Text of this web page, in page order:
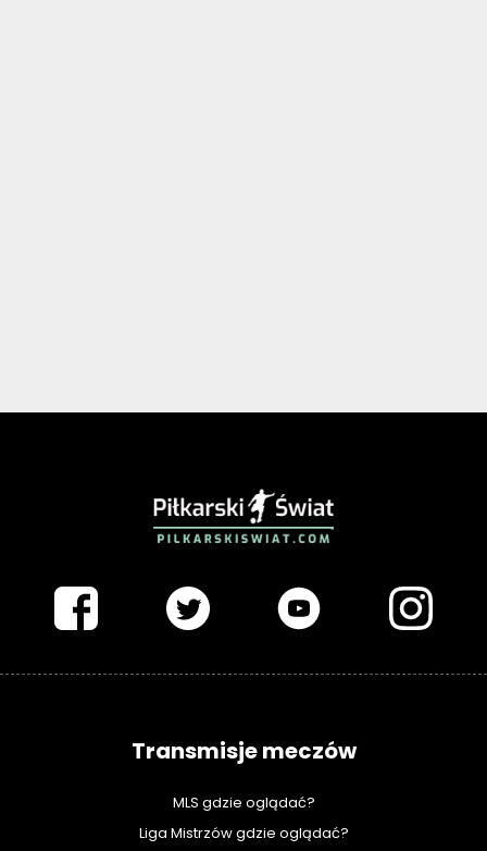
Transmisje meczów
MLS gdzie oglądać?
Liga Mistrzów gdzie oglądać?